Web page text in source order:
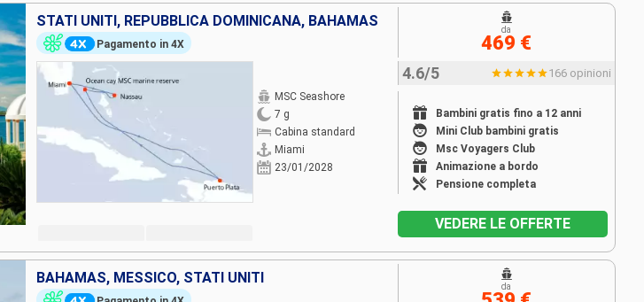
STATI UNITI, REPUBBLICA DOMINICANA, BAHAMAS
Pagamento in 4X
MSC Seashore
7 g
Cabina standard
Miami
23/01/2028
4.6/5 166 opinioni
Bambini gratis fino a 12 anni
Mini Club bambini gratis
Msc Voyagers Club
Animazione a bordo
Pensione completa
da
469 €
VEDERE LE OFFERTE
BAHAMAS, MESSICO, STATI UNITI
da